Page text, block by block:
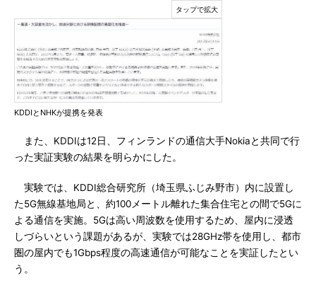
KDDIとNHKが提携を発表
また、KDDIは12日、フィンランドの通信大手Nokiaと共同で行
った実証実験の結果を明らかにした。
実験では、KDDI総合研究所（埼玉県ふじみ野市）内に設置し
た5G無線基地局と、約100メートル離れた集合住宅との間で5Gに
よる通信を実施。5Gは高い周波数を使用するため、屋内に浸透
しづらいという課題があるが、実験では28GHz帯を使用し、都市
圏の屋内でも1Gbps程度の高速通信が可能なことを実証したとい
う。